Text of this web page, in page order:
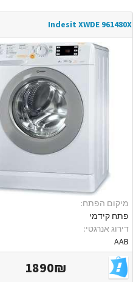
Indesit XWDE 961480X
מיקום הפתח:
פתח קידמי
דירוג אנרגטי:
AAB
1890₪